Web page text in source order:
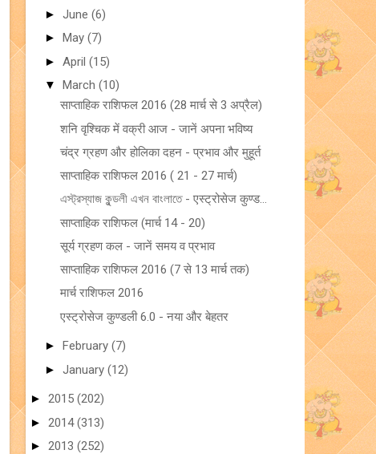
► June (6)
► May (7)
► April (15)
▼ March (10)
साप्ताहिक राशिफल 2016 (28 मार्च से 3 अप्रैल)
शनि वृश्चिक में वक्री आज - जानें अपना भविष्य
चंद्र ग्रहण और होलिका दहन - प्रभाव और मुहूर्त
साप्ताहिक राशिफल 2016 ( 21 - 27 मार्च)
এস্ট্রস্যাজ কুন্ডলী এখন বাংলাতে - एस्ट्रोसेज कुण्ड...
साप्ताहिक राशिफल (मार्च 14 - 20)
सूर्य ग्रहण कल - जानें समय व प्रभाव
साप्ताहिक राशिफल 2016 (7 से 13 मार्च तक)
मार्च राशिफल 2016
एस्ट्रोसेज कुण्डली 6.0 - नया और बेहतर
► February (7)
► January (12)
► 2015 (202)
► 2014(313)
► 2013 (252)